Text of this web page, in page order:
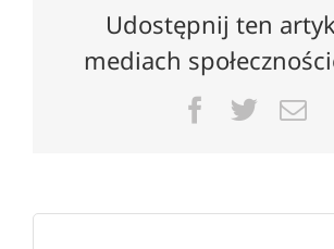
Udostępnij ten
mediach
Facebook
Twitter